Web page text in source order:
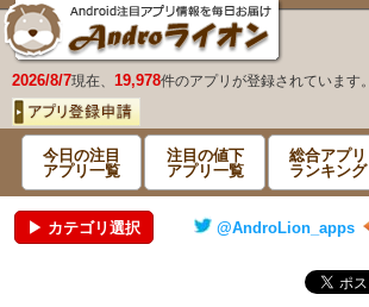
2026/8/7現在、 19,978件のアプリが登録されています。
今日の注目
アプリ一覧
注目の値下
アプリ一覧
総合アプリ
ランキング
▶ カテゴリ選択 @AndroLion_apps